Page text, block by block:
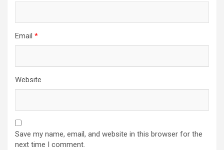
Email *
Website
Save my name, email, and website in this browser for the
next time I comment.